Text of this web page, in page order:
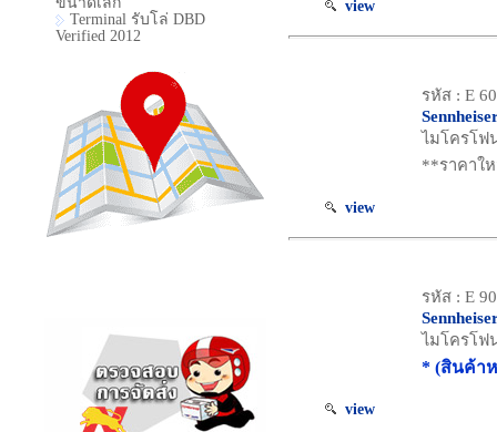
Terminal รับโล่ DBD
Verified 2012
view
view
รหัส : E
ไมโครโฟ
**ราคาใ
view
รหัส : E
ไมโครโฟ
* (สินค้า